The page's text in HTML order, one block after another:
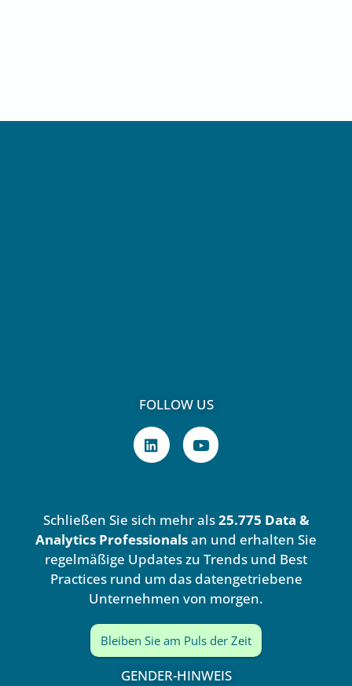
FOLLOW US
L
i
n
i
n
Y
o
u
e
Schließen Sie sich mehr als25.775 Data &
Analytics Professionalsan und erhalten Sie
regelmäßige Updates zu Trends und Best
Practices rund um das datengetriebene
Unternehmen von morgen.
Bleiben Sie am Puls der Zeit
GENDER-HINWEIS